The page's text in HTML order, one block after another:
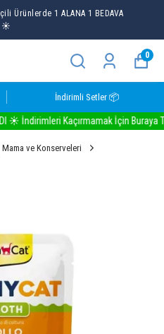
Ürünlerde 1 ALANA 1 BEDAVA
☀️
0
İndirimli Setler 📦
İndirimleri Kaçırmamak İçin Buraya Tıkla
ve Konserveleri